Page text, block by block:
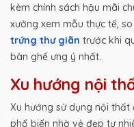
kèm chính sách hậu mãi
xưởng xem mẫu thực tế,
trứng thư giãn trước khi
bàn ghế ưng ý nhất.
Xu hướng nội
Xu hướng sử dụng nội
phổ biến nhờ vẻ đẹp tự